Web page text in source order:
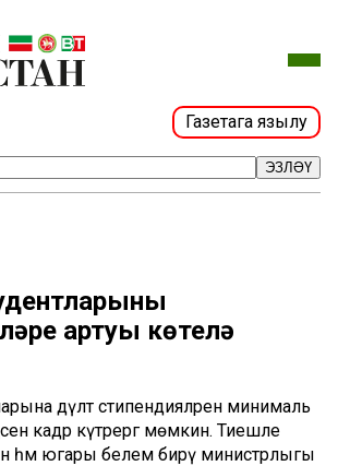
Газетага язылу
ЭЗЛӘҮ
артуы көтелә
дәүләт стипендияләрен минималь
кадәр күтәрергә мөмкин. Тиешле
һәм югары белем бирү министрлыгы